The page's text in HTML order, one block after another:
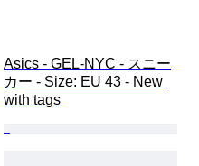
Asics - GEL-NYC - スニー
カー - Size: EU 43 - New
with tags